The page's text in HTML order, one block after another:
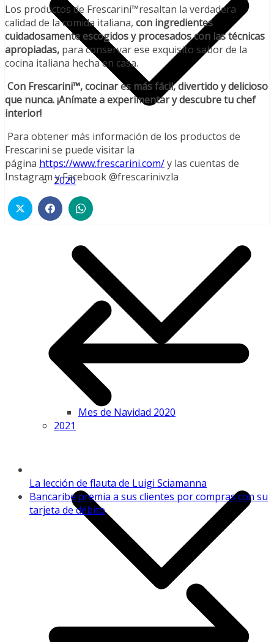
2020
Mes de Navidad 2020
2021
Los productos de Frescarini™resaltan la verdadera
calidad de la comida italiana, con ingredientes
cuidadosamente escogidos y procesados con las técnicas
apropiadas, para conservar ese exquisito sabor de la
cocina italiana hecha en casa.
Con Frescarini™, cocinar es más fácil, divertido y delicioso
que nunca. ¡Anímate a experimentar y descubre tu chef
interior!
Para obtener más información de los productos de
Frescarini se puede visitar la
página https://www.frescarini.com/y las cuentas de
Instagram y Facebook @frescarinivzla
La lección de flauta de Luigi Sciamanna
Bancaribe premia a sus clientes por compras con su
tarjeta de débito